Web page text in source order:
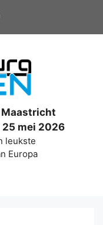
Maastricht
mei 2026
leukste
Europa